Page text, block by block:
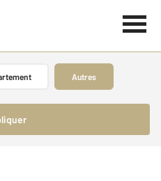
Autres